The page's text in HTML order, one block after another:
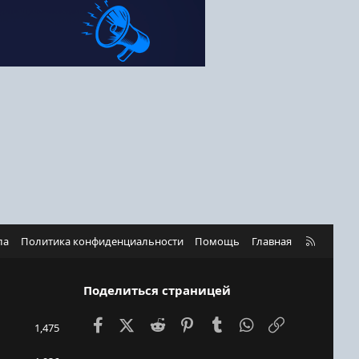
Политика конфиденциальности Помощь Главная
R
1,475
Поделиться страницей
FacebookX (Twitter)
Reddit PinterestTumblr WhatsApp